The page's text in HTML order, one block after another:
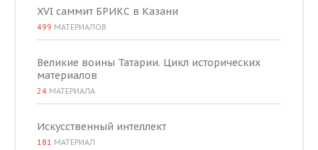
XVI саммит БРИКС в Казани
499 МАТЕРИАЛОВ
Великие воины Татарии. Цикл исторических
материалов
24 МАТЕРИАЛА
Искусственный интеллект
181 МАТЕРИАЛ